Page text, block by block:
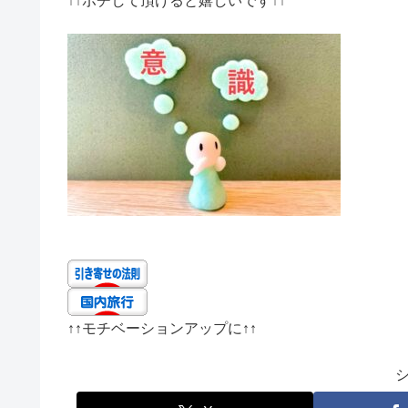
↑↑モチベーションアップに ↑↑